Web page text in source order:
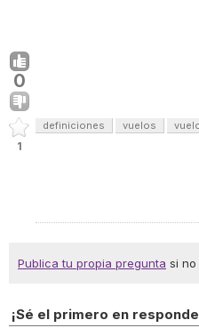
0
1
definiciones vuelos
Publica tu propia pregunta si no
¡Sé el primero en